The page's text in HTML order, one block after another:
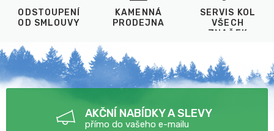
ODSTOUPENÍ
OD SMLOUVY
KAMENNÁ
PRODEJNA
SERVIS KOL
VŠECH
ZNAČEK
AKČNÍ NABÍDKY A SLEVY
přímo do vašeho e-mailu